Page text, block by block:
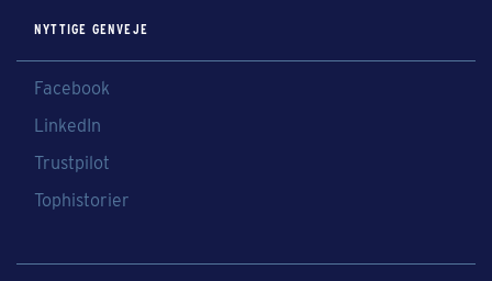
NYTTIGE GENVEJE
Facebook
LinkedIn
Trustpilot
Tophistorier